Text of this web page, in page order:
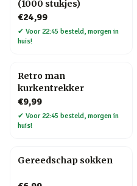
(1000 stukjes)
€24,99
✔ Voor 22:45 besteld, morgen in
huis!
Retro man
kurkentrekker
€9,99
✔ Voor 22:45 besteld, morgen in
huis!
Gereedschap sokken